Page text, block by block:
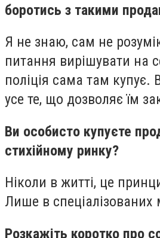
боротись з такими
Я не знаю, сам не
питання вирішувати на
поліція сама там купує.
усе те, що дозволяє їм
Ви особисто купуєте
стихійному ринку?
Ніколи в житті, це
Лише в спеціалізованих
Розкажіть коротко про